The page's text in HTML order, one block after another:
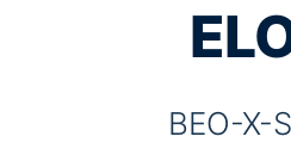
BEO-X-